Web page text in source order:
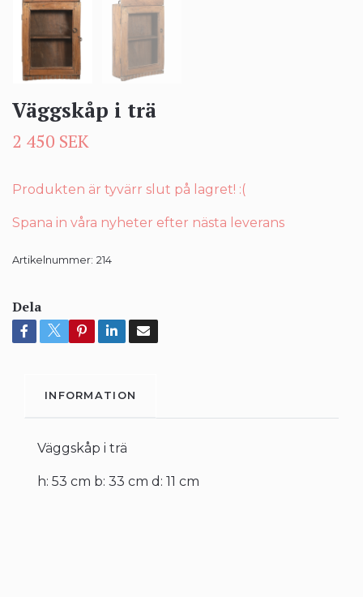
Väggskåp i trä
2 450 SEK
Produkten är tyvärr slut på lagret! :(
Spana in våra nyheter efter nästa leverans
Artikelnummer: 214
Dela
INFORMATION
Väggskåp i trä
h: 53 cm b: 33 cm d: 11 cm